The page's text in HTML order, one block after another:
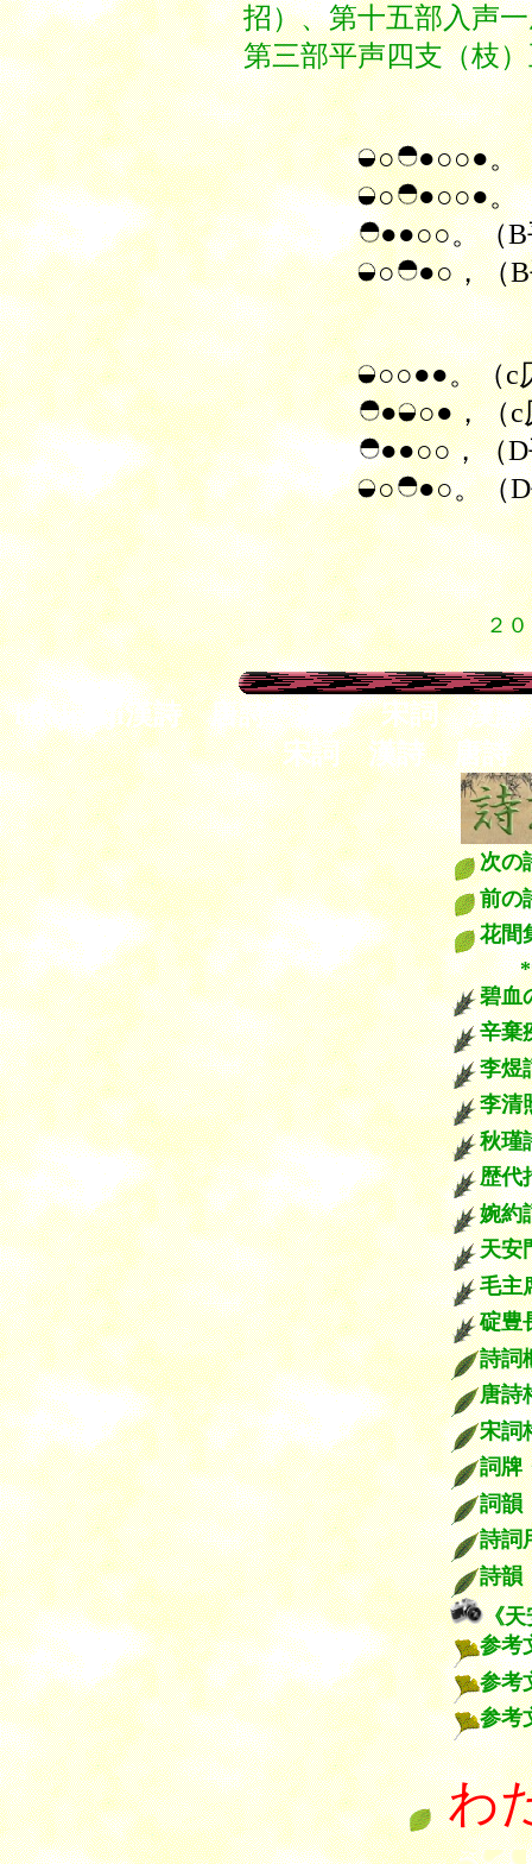
招）、第十五部入声
第三部平声四支（枝
○
●○○●。
○
●○○●。
●●○○。（
○
●○，（
○○●●。（c
●
○●，（c
●●○○，（
○
●○。（
２
huajianji漢詩 唐詩 漢詩 宋詞
宋詞 漢詩 唐
次
前
花間
碧血
辛棄
李煜
李清
秋瑾
歴代
婉約
天安
毛主
碇豊
詩
唐
宋詞
詞牌
詞韻
詩詞
詩韻
《天
参考
参考
参考
わ